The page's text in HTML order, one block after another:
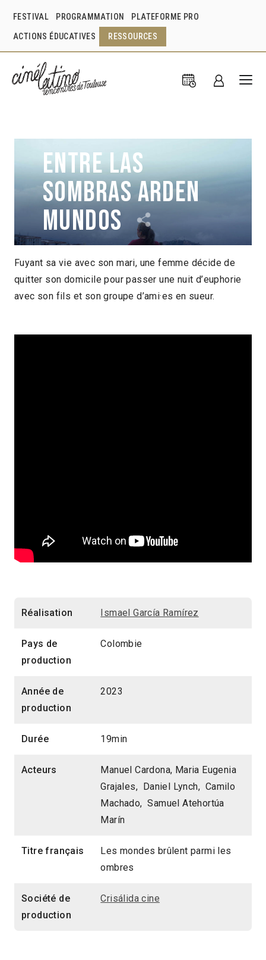
FESTIVAL PROGRAMMATION PLATEFORME PRO
ACTIONS ÉDUCATIVES RESSOURCES
Entre las
sombras arden
mundos
Ismael García Ramírez Colombie
2023
19min
2024 > Découvertes Court-métrage
Fuyant sa vie avec son mari, une femme décide de
quitter son domicile pour passer une nuit d’euphorie
avec son fils et son groupe d’ami·es en sueur.
Réalisation Ismael García Ramírez
Pays de
production
Colombie
Année de
production
2023
Durée 19min
Acteurs
Manuel Cardona, Maria Eugenia
Grajales, Daniel Lynch, Camilo
Machado, Samuel Atehortúa
Marín
Titre français
Les mondes brûlent parmi les
ombres
Société de
production
Crisálida cine